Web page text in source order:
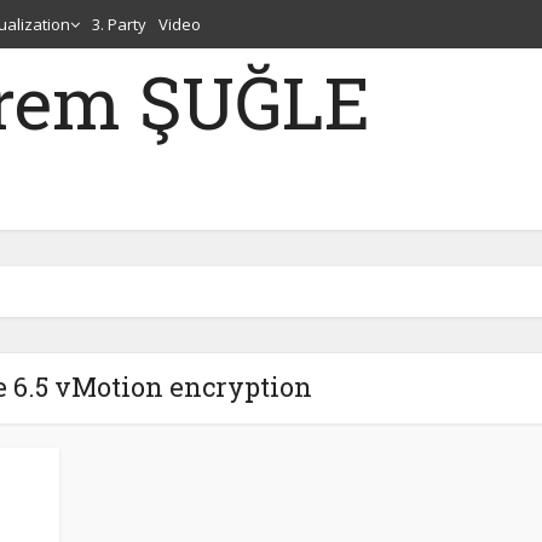
3. Party Video
ŞUĞLE
6.5 vMotion encryption